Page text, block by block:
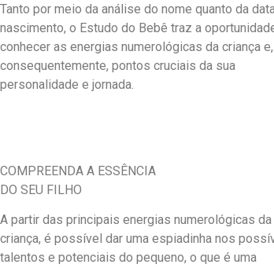
Tanto por meio da análise do nome quanto da
nascimento, o Estudo do Bebê traz a
conhecer as energias numerológicas da criança e,
consequentemente, pontos cruciais da sua
personalidade e jornada.
COMPREENDA A ESSÊNCIA
DO SEU FILHO
A partir das principais energias numerológicas da
criança, é possível dar uma espiadinha nos
talentos e potenciais do pequeno, o que é uma